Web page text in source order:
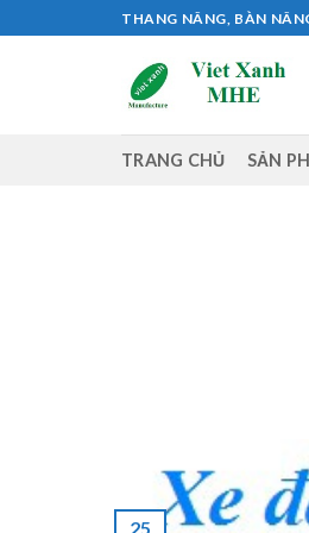
to
THANG NÂNG, BÀN
TRANG CHỦ SẢN
25